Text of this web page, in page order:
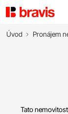
Úvod Pronájem
Tato